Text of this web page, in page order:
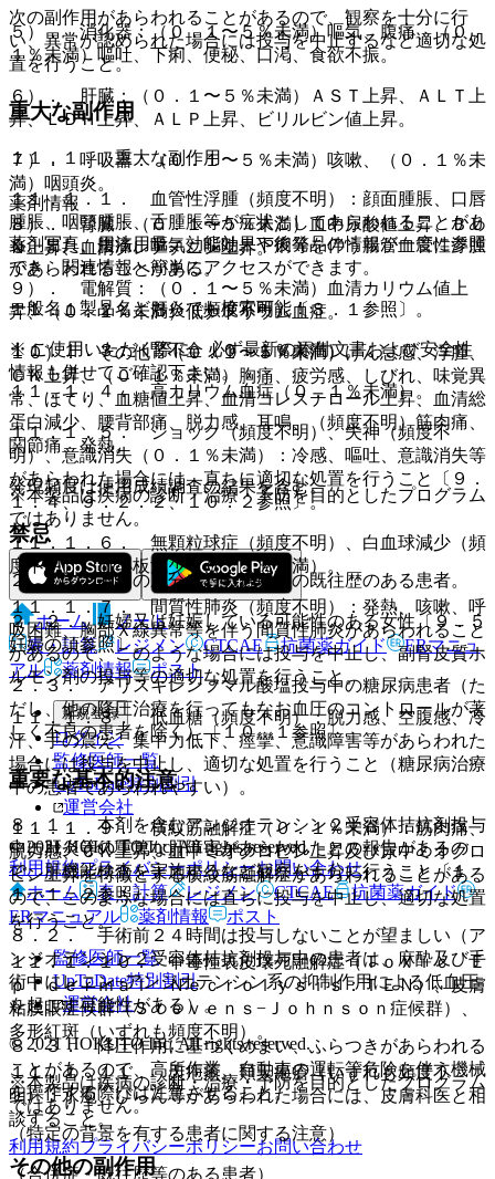
５）． 消化器：（０．１〜５％未満）嘔気、腹痛、（０．
１％未満）嘔吐、下痢、便秘、口渇、食欲不振。
６）． 肝臓：（０．１〜５％未満）ＡＳＴ上昇、ＡＬＴ上
昇、ＬＤＨ上昇、ＡＬＰ上昇、ビリルビン値上昇。
７）． 呼吸器：（０．１〜５％未満）咳嗽、（０．１％未
満）咽頭炎。
８）． 腎臓：（０．１〜５％未満）血中尿酸値上昇、ＢＵ
Ｎ上昇、血清クレアチニン上昇。
９）． 電解質：（０．１〜５％未満）血清カリウム値上
昇、（０．１％未満）低ナトリウム血症。
１０）． その他：（０．１〜５％未満）けん怠感、浮腫、
ＣＫ上昇、（０．１％未満）胸痛、疲労感、しびれ、味覚異
常、ほてり、血糖値上昇、血清コレステロール上昇、血清総
蛋白減少、腰背部痛、脱力感、耳鳴、（頻度不明）筋肉痛、
関節痛、発熱。
発現頻度は使用成績調査の結果を含む。
禁忌
２．１． 本剤の成分に対し過敏症の既往歴のある患者。
２．２． 妊婦又は妊娠している可能性のある女性〔９．５
妊婦の項参照〕。
２．３． アリスキレンフマル酸塩投与中の糖尿病患者（た
だし、他の降圧治療を行ってもなお血圧のコントロールが著
しく不良の患者を除く）〔１０．１参照〕。
重要な基本的注意
８．１． 本剤を含むアンジオテンシン２受容体拮抗剤投与
中に肝炎等の重篤な肝障害があらわれたとの報告があるの
で、肝機能検査を実施するなど観察を十分に行うこと〔１
１．１．２参照〕。
８．２． 手術前２４時間は投与しないことが望ましい（ア
ンジオテンシン２受容体拮抗剤投与中の患者は、麻酔及び手
術中にレニン−アンジオテンシン系の抑制作用による低血圧
を起こす可能性がある）。
８．３． 降圧作用に基づくめまい、ふらつきがあらわれる
ことがあるので、高所作業、自動車の運転等危険を伴う機械
を操作する際には注意させること。
（特定の背景を有する患者に関する注意）
（合併症・既往歴等のある患者）
次の副作用があらわれることがあるので、観察を十分に行
い、異常が認められた場合には投与を中止するなど適切な処
置を行うこと。
重大な副作用
１１．１． 重大な副作用
１１．１．１． 血管性浮腫（頻度不明）：顔面腫脹、口唇
腫脹、咽頭腫脹、舌腫脹等が症状としてあらわれることがあ
る。また、腹痛、嘔気、嘔吐、下痢等を伴う腸管血管性浮腫
があらわれることがある。
１１．１．２． 肝炎（頻度不明）〔８．１参照〕。
１１．１．３． 腎不全（０．１％未満）。
１１．１．４． 高カリウム血症（０．１％未満）。
１１．１．５． ショック（頻度不明）、失神（頻度不
明）、意識消失（０．１％未満）：冷感、嘔吐、意識消失等
があらわれた場合には、直ちに適切な処置を行うこと〔９．
１．４、９．２．２、１０．２参照〕。
１１．１．６． 無顆粒球症（頻度不明）、白血球減少（頻
度不明）、血小板減少（０．１％未満）。
１１．１．７． 間質性肺炎（頻度不明）：発熱、咳嗽、呼
吸困難、胸部Ｘ線異常等を伴う間質性肺炎があらわれること
があるので、このような場合には投与を中止し、副腎皮質ホ
ルモン剤の投与等の適切な処置を行うこと。
１１．１．８． 低血糖（頻度不明）：脱力感、空腹感、冷
汗、手の震え、集中力低下、痙攣、意識障害等があらわれた
場合には投与を中止し、適切な処置を行うこと（糖尿病治療
中の患者であらわれやすい）。
１１．１．９． 横紋筋融解症（０．１％未満）：筋肉痛、
脱力感、ＣＫ上昇、血中ミオグロビン上昇及び尿中ミオグロ
ビン上昇を特徴とする横紋筋融解症があらわれることがある
ので、このような場合には直ちに投与を中止し、適切な処置
を行うこと。
１１．１．１０． 中毒性表皮壊死融解症（Ｔｏｘｉｃ Ｅ
ｐｉｄｅｒｍａｌ Ｎｅｃｒｏｌｙｓｉｓ：ＴＥＮ）、皮膚
粘膜眼症候群（Ｓｔｅｖｅｎｓ−Ｊｏｈｎｓｏｎ症候群）、
多形紅斑（いずれも頻度不明）。
１１．１．１１． 天疱瘡、類天疱瘡（いずれも頻度不
明）：水疱、びらん等があらわれた場合には、皮膚科医と相
談すること。
その他の副作用
薬剤情報
薬剤写真、用法用量、効能効果や後発品の情報が一度に参照
でき、関連情報へ簡単にアクセスができます。
一般名、製品名どちらでも検索可能！
※ ご使用いただく際に、必ず最新の添付文書および安全性
情報も併せてご確認下さい。
※本製品は疾病の診断・治療・予防を目的としたプログラム
ではありません。
ホーム
ノート
表・計算
レジメン CTCAE 抗菌薬ガイド
ERマニュ
アル
薬剤情報 ポスト
新規登録
ログイン
監修医師一覧
UpToDate特別割引
運営会社
© 2021 HOKUTO Inc. All rights reserved.
利用規約プライバシーポリシーお問い合わせ
ホーム
表・計算 レジメン CTCAE
抗菌薬ガイド
ERマニュアル
薬剤情報 ポスト
監修医師一覧
UpToDate特別割引
運営会社
© 2021 HOKUTO Inc. All rights reserved.
※本製品は疾病の診断・治療・予防を目的としたプログラム
ではありません。
利用規約プライバシーポリシーお問い合わせ